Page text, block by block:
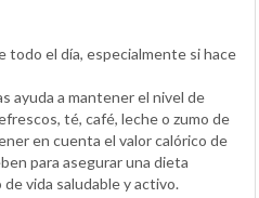
todo el día, especialmente si hace
ayuda a mantener el nivel de
té, café, leche o zumo de
en cuenta el valor calórico de
para asegurar una dieta
vida saludable y activo.